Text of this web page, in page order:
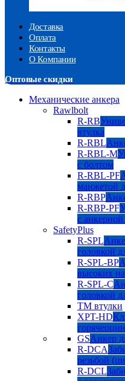
Доставка
Оплата
Контакты
О Компании
Оптовые скидки
Механические анкера
Rawlbolt
R-RB
втулка
R-RBL
R-RBL-M
с болтом
R-RBL-PF
манжетой
R-RBP
R-RBP-PF
с
SafetyPlus
R-SPL
головкой
R-SPL-BP
высоких
R-SPL-C
головкой
TM втулки
XPT-HD
GSАнкер
R-DCA
резьбой
R-DCL